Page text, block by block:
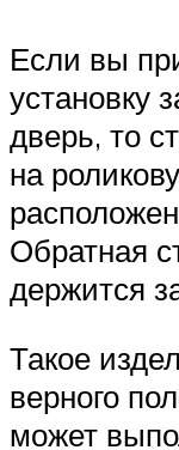
Если вы
установку
дверь, то
на
Обратная
держится
Такое
верного
может